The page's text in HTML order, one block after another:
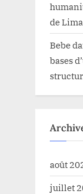
de
Bebe
bases
août
juillet